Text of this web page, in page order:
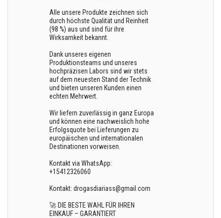
Alle unsere Produkte zeichnen sich
durch höchste Qualität und Reinheit
(98 %) aus und sind für ihre
Wirksamkeit bekannt.
Dank unseres eigenen
Produktionsteams und unseres
hochpräzisen Labors sind wir stets
auf dem neuesten Stand der Technik
und bieten unseren Kunden einen
echten Mehrwert.
Wir liefern zuverlässig in ganz Europa
und können eine nachweislich hohe
Erfolgsquote bei Lieferungen zu
europäischen und internationalen
Destinationen vorweisen.
Kontakt via WhatsApp:
+15412326060
Kontakt: drogasdiariass@gmail.com
🚀 DIE BESTE WAHL FÜR IHREN
EINKAUF – GARANTIERT